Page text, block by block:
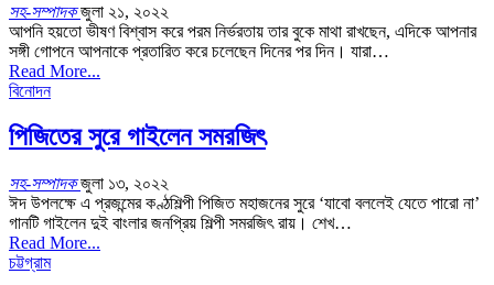
সহ-সম্পাদকজুলা ২১, ২০২২
আপনি হয়তো ভীষণ বিশ্বাস করে পরম নির্ভরতায় তার বুকে মাথা রাখছেন, এদিকে আপনার
সঙ্গী গোপনে আপনাকে প্রতারিত করে চলেছেন দিনের পর দিন। যারা…
Read More...
বিনোদন
পিজিতের সুরে গাইলেন সমরজিৎ
সহ-সম্পাদকজুলা ১৩, ২০২২
ঈদ উপলক্ষে এ প্রজন্মের কণ্ঠশিল্পী পিজিত মহাজনের সুরে ‘যাবো বললেই যেতে পারো না’
গানটি গাইলেন দুই বাংলার জনপ্রিয় শিল্পী সমরজিৎ রায়। শেখ…
Read More...
চট্টগ্রাম